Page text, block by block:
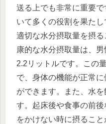
送る上でも非常に重要
いて多くの役割を果た
適切な水分摂取量を摂
康的な水分摂取量は、
2.2リットルです。この
で、身体の機能が正常
ができます。また、水
す。起床後や食事の前
をかけない時に摂ること